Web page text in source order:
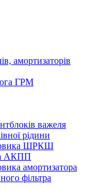
амортизаторів
ГРМ
важеля
рідини
ШРКШ
АКПП
амортизатора
фільтра